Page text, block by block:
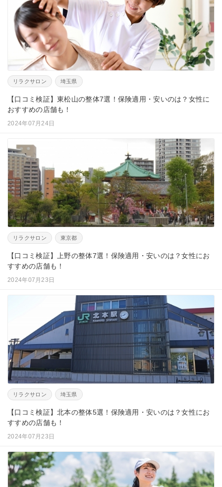
リラクサロン 埼玉県
【口コミ検証】東松山の整体7選！保険適用・安いのは？女性に
おすすめの店舗も！
2024年07月24日
リラクサロン 東京都
【口コミ検証】上野の整体7選！保険適用・安いのは？女性にお
すすめの店舗も！
2024年07月23日
リラクサロン 埼玉県
【口コミ検証】北本の整体5選！保険適用・安いのは？女性にお
すすめの店舗も！
2024年07月23日